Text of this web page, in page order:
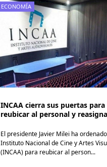
INCAA cierra sus puertas para
reubicar al personal y
El presidente Javier Milei ha
Instituto Nacional de Cine y Artes
(INCAA) para reubicar al person...
ECONOMÍA